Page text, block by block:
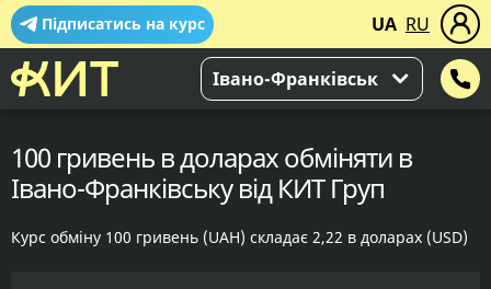
Підписатись на курс UA RU
Івано-Франківськ
100 гривень в доларах обміняти в
Івано-Франківську від КИТ Груп
Курс обміну 100 гривень (UAH) складає 2,22 в доларах (USD)